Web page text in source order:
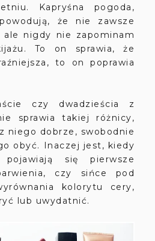
Kapryśna pogoda,
że nie zawsze
nigdy nie zapominam
To on sprawia, że
to on poprawia
czy dwadzieścia z
sprawia takiej różnicy,
niego dobrze, swobodnie
obyć. Inaczej jest, kiedy
pojawiają się pierwsze
czy sińce pod
kolorytu cery,
lub uwydatnić.